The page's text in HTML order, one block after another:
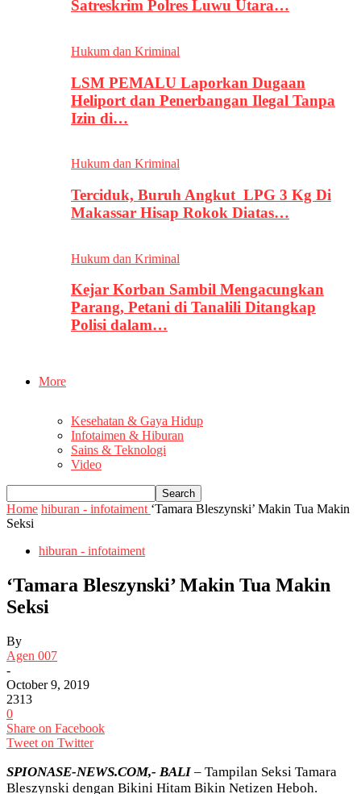
Satreskrim Polres Luwu Utara…
Hukum dan Kriminal
LSM PEMALU Laporkan Dugaan
Heliport dan Penerbangan Ilegal Tanpa
Izin di…
Hukum dan Kriminal
Terciduk, Buruh Angkut LPG 3 Kg Di
Makassar Hisap Rokok Diatas…
Hukum dan Kriminal
Kejar Korban Sambil Mengacungkan
Parang, Petani di Tanalili Ditangkap
Polisi dalam…
More
Kesehatan & Gaya Hidup
Infotaimen & Hiburan
Sains & Teknologi
Video
Home hiburan - infotaiment ‘Tamara Bleszynski’ Makin Tua Makin
Seksi
hiburan - infotaiment
‘Tamara Bleszynski’ Makin Tua Makin
Seksi
By
Agen 007
-
October 9, 2019
2313
0
Share on Facebook
Tweet on Twitter
SPIONASE-NEWS.COM,- BALI – Tampilan Seksi Tamara
Bleszynski dengan Bikini Hitam Bikin Netizen Heboh.